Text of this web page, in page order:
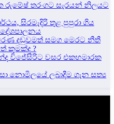
රුමේෂ් තරංගට සැරයන් නිලයට
සිරමැදිරි තුළ පුපුරා ගිය
දඩුවමත් සමග මෙරට නීතී
කුමක්ද ?
විජේසිරිට වසර එකහමාරක
නොමිලයේ ලබාදීම ගැන සත්‍ය